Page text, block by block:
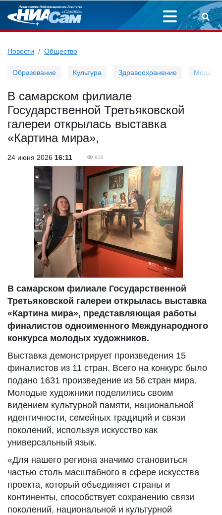
Новости Общество
Образование Культура Здравоохранение Мода
В самарском филиале
Государственной Третьяковской
галереи открылась выставка
«Картина мира»,
24 июня 2026 16:11 910
В самарском филиале Государственной
Третьяковской галереи открылась выставка
«Картина мира», представляющая работы
финалистов одноименного Международного
конкурса молодых художников.
Выставка демонстрирует произведения 15
финалистов из 11 стран. Всего на конкурс было
подано 1631 произведение из 56 стран мира.
Молодые художники поделились своим
видением культурной памяти, национальной
идентичности, семейных традиций и связи
поколений, используя искусство как
универсальный язык.
«Для нашего региона значимо становиться
частью столь масштабного в сфере искусства
проекта, который объединяет страны и
континенты, способствует сохранению связи
поколений, национальной и культурной